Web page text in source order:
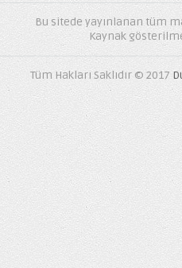
Bu sitede yayınlanan tüm
Kaynak
Tüm Hakları Saklıdır © 2017